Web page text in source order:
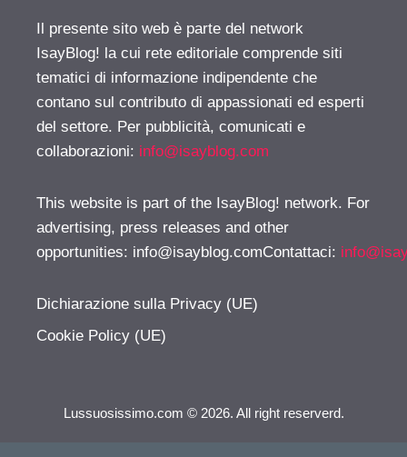
Il presente sito web è parte del network
IsayBlog! la cui rete editoriale comprende siti
tematici di informazione indipendente che
contano sul contributo di appassionati ed esperti
del settore. Per pubblicità, comunicati e
collaborazioni: info@isayblog.com
This website is part of the IsayBlog! network. For
advertising, press releases and other
opportunities: info@isayblog.comContattaci:
Dichiarazione sulla Privacy (UE)
Cookie Policy (UE)
Lussuosissimo.com © 2026. All right reserverd.